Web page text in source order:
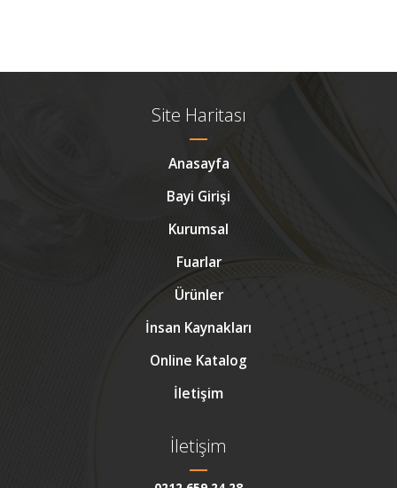
Site Haritası
Anasayfa
Bayi Girişi
Kurumsal
Fuarlar
Ürünler
İnsan Kaynakları
Online Katalog
İletişim
İletişim